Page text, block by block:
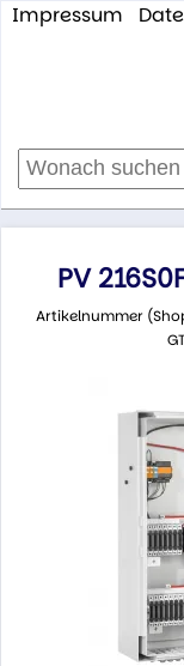
Impressum
PV
Artikelnummer